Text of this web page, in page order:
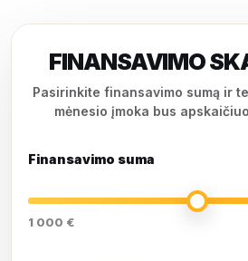
FINANSAVIMO
Pasirinkite finansavimo sumą ir
mėnesio įmoka bus
Finansavimo suma
1 000 €